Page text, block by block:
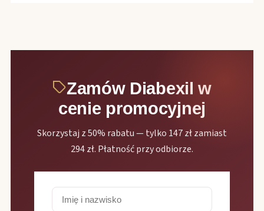
Zamów Diabexil w
cenie promocyjnej
Skorzystaj z 50% rabatu — tylko 147 zł zamiast
294 zł. Płatność przy odbiorze.